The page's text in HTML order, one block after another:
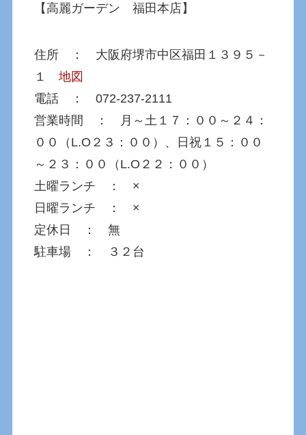
【高麗ガーデン 福田本店】
住所 ： 大阪府堺市中区福田１３９５－
１地図
電話 ： 072-237-2111
営業時間 ： 月～土１７：００～２４：
００（L.O２３：００）、日祝１５：００
～２３：００（L.O２２：００）
土曜ランチ ： ×
日曜ランチ ： ×
定休日 ： 無
駐車場 ： ３２台